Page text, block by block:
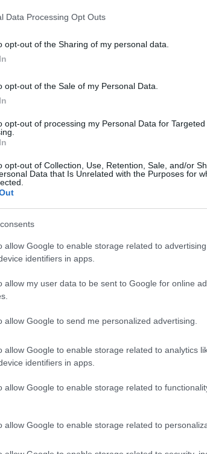
Data Processing Opt Outs
opt-out of the Sharing of my personal data.
opt-out of the Sale of my Personal Data.
opt-out of processing my Personal Data for Targeted
opt-out of Collection, Use, Retention, Sale, and/or
Data that Is Unrelated with the Purposes for
allow Google to enable storage related to
identifiers in apps.
allow my user data to be sent to Google for online
allow Google to send me personalized advertising.
allow Google to enable storage related to analytics
identifiers in apps.
allow Google to enable storage related to
allow Google to enable storage related to
scegliere le
e come usarle al meglio per evitare
di cinque prodotti
di fascia alta, corredate dalle loro
autoabbronzanti
perché offrono uneffetto naturale
ravvivare un incarnato spento,
alla loro formulazione fluida, le gocce
consentendo un’applicazione
leggera, con dosi
formule che contengano agenti
che garantiscano uno sviluppo
le
graduale e personalizzabile; le
Gocce